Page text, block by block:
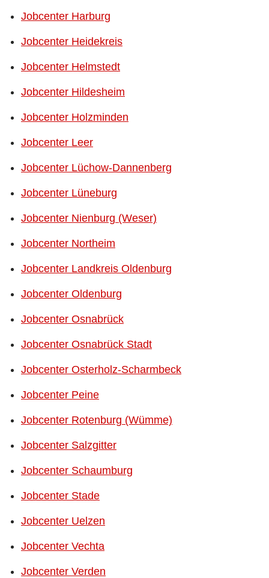
Jobcenter Harburg
Jobcenter Heidekreis
Jobcenter Helmstedt
Jobcenter Hildesheim
Jobcenter Holzminden
Jobcenter Leer
Jobcenter Lüchow-Dannenberg
Jobcenter Lüneburg
Jobcenter Nienburg (Weser)
Jobcenter Northeim
Jobcenter Landkreis Oldenburg
Jobcenter Oldenburg
Jobcenter Osnabrück
Jobcenter Osnabrück Stadt
Jobcenter Osterholz-Scharmbeck
Jobcenter Peine
Jobcenter Rotenburg (Wümme)
Jobcenter Salzgitter
Jobcenter Schaumburg
Jobcenter Stade
Jobcenter Uelzen
Jobcenter Vechta
Jobcenter Verden